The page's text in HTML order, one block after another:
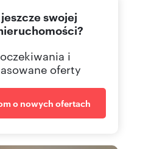
swojej
i
oferty
o nowych ofertach